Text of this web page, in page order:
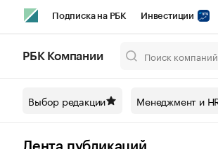
Подписка на РБК Инвестиции
Спецпроекты СПб Конференции
Технологии и медиа
РБК Компании
Выбор редакции Менеджмент и